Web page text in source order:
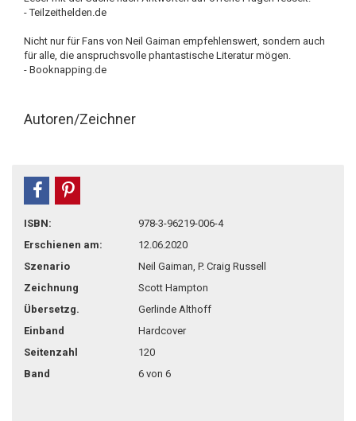
- Teilzeithelden.de
Nicht nur für Fans von Neil Gaiman empfehlenswert, sondern auch
für alle, die anspruchsvolle phantastische Literatur mögen.
- Booknapping.de
Autoren/Zeichner
teilen
ISBN:
978-3-96219-006-4
Erschienen am:
12.06.2020
Szenario
Neil Gaiman, P. Craig Russell
Zeichnung
Scott Hampton
Übersetzg.
Gerlinde Althoff
Einband
Hardcover
Seitenzahl
120
Band
6 von 6